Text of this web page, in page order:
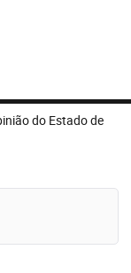
do Estado de